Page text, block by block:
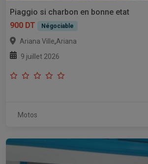
Piaggio si charbon en bonne etat
900 DT
Négociable
Ariana Ville,Ariana
9 juillet 2026
Motos